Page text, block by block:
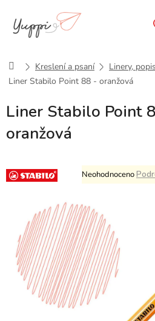
obsah
DomůKreslení a psaní Linery,
Liner Stabilo Point 88 - oranžová
Liner Stabilo Point
oranžová
Průměrné
hodnocení
je
0,0
z
5
hvězdiček.
Neohodnoceno